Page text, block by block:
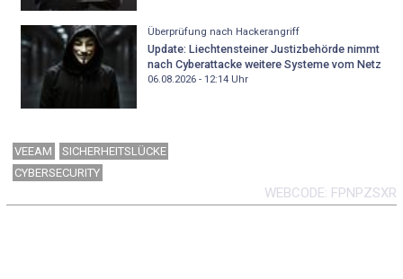
Überprüfung nach Hackerangriff
Update: Liechtensteiner Justizbehörde nimmt
nach Cyberattacke weitere Systeme vom Netz
06.08.2026 - 12:14Uhr
VEEAM
SICHERHEITSLÜCKE
CYBERSECURITY
WEBCODE FPNPZSXR